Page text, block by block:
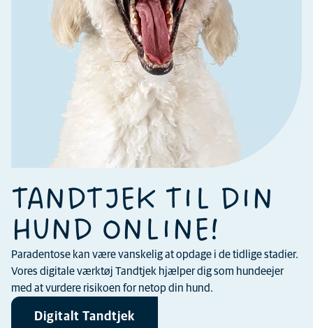
TANDTJEK TIL DIN
HUND ONLINE!
Paradentose kan være vanskelig at opdage i de tidlige stadier.
Vores digitale værktøj Tandtjek hjælper dig som hundeejer
med at vurdere risikoen for netop din hund.
Digitalt Tandtjek